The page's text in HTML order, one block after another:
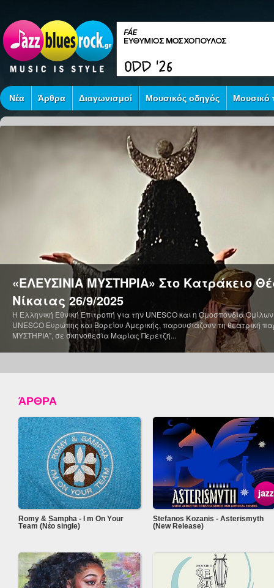
Νέα Άρθρα Διαγωνισμοί Μουσικός οδηγός Μουσικό
«ΕΛΕΥΣΙΝΙΑ ΜΥΣΤΗΡΙΑ» Στο Κατράκειο
Νίκαιας 26/9/2025
Η Ελληνική Εθνική Επιτροπή για την UNESCO και η Ομοσπονδία
UNESCO Ευρώπης και Βορείου Αμερικής, παρουσιάζουν τη θεατρική
ΜΥΣΤΗΡΙΑ", σε σκηνοθεσία Μαρίας Περετζή...
ΆΡΘΡΑ
Romy & Sampha - I m Οn Υour
Τeam (Νέο single)
Stefanos Kozanis - Asterismyth
(New Release)